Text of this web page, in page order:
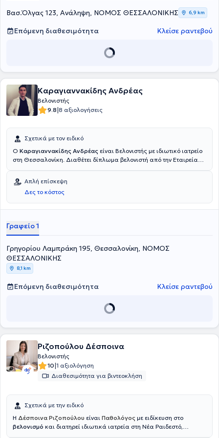
Βασ.Όλγας 123, Ανάληψη, ΝΟΜΟΣ ΘΕΣΣΑΛΟΝΙΚΗΣ 6,9 km
Επόμενη διαθεσιμότητα Κλείσε ραντεβού
Καραγιαννακίδης Ανδρέας
Βελονιστής
9.8|8 αξιολογήσεις
Σχετικά με τον ειδικό
Ο Καραγιαννακίδης Ανδρέας είναι Βελονιστής με ιδιωτικό ιατρείο
στη Θεσσαλονίκη. Διαθέτει δίπλωμα βελονιστή από την Εταιρεία
στον ιατρικό βελονισμό, στα αγγειακά εγκεφαλικά επεισόδια, στην
υπέρταση και στο σακχαρώδη διαβήτη. Έχει πολυετή
επαγγελματική εμπειρία και έχει ειδικευθεί και εργαστεί σε πολλά
νοσοκομεία στην Ελλάδα, όπως στο Γενικό Νοσοκομείο Αθηνών
Θεσσαλονίκης ΑΧΕΠΑ, στο Γενικό Νοσοκομείο Θεσσαλονίκης
"Ιπποκράτειο" και στο Γενικό Νοσοκομείο Καβάλας. Μέχρι και
του ομίλου EUROMEDICA Θεσσαλονίκης. Στο ιδιωτικό του ιατρείο,
παρέχει εξειδικευμένες υπηρεσίες στις εξατομικευμένες ανάγκες
των ασθενών του.
Απλή επίσκεψη
Δες το κόστος
Γραφείο 1
Γρηγορίου Λαμπράκη 195, Θεσσαλονίκη, ΝΟΜΟΣ
ΘΕΣΣΑΛΟΝΙΚΗΣ
8,1 km
Επόμενη διαθεσιμότητα Κλείσε ραντεβού
Ριζοπούλου Δέσποινα
Βελονιστής
10|1 αξιολόγηση
Διαθεσιμότητα για βιντεοκλήση
Σχετικά με την ειδικό
Η Δέσποινα Ριζοπούλου είναι Παθολόγος με ειδίκευση στο
βελονισμό και διατηρεί ιδιωτικά ιατρεία στη Νέα Ραιδεστό,